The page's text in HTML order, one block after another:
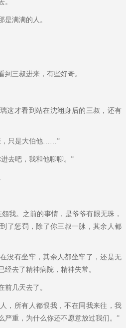
。
是满满的人。
到三叔进来，有些好奇。
这才看到站在沈翊身后的三叔，还有
，只是大伯他……”
去吧，我和他聊聊。”
我。之前的事情，是爷爷有眼无珠，
了惩罚，除了你三叔一脉，其余人都
没有坐牢，其余人都坐牢了，还是无
去了精神病院，精神失常。
前几天去了。
，所有人都恨我，不在同我来往，我
严重，为什么你还不愿意放过我们。”